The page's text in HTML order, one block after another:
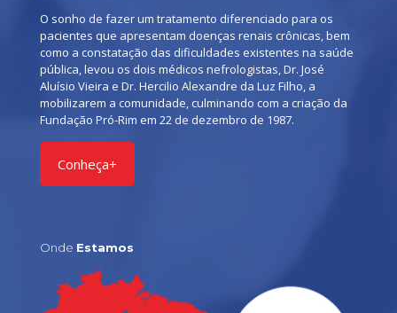
O sonho de fazer um tratamento diferenciado para os
pacientes que apresentam doenças renais crônicas, bem
como a constatação das dificuldades existentes na saúde
pública, levou os dois médicos nefrologistas, Dr. José
Aluísio Vieira e Dr. Hercilio Alexandre da Luz Filho, a
mobilizarem a comunidade, culminando com a criação da
Fundação Pró-Rim em 22 de dezembro de 1987.
Conheça+
Onde Estamos